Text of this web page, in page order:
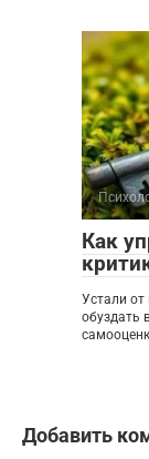
Как
Устали от
обуздать
Добавить